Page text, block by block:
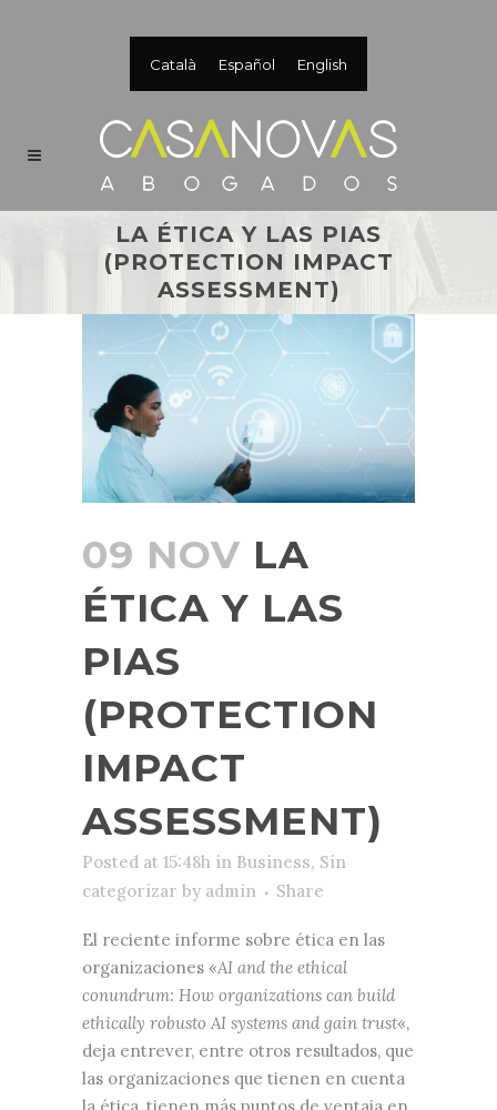
Català Español English
LA ÉTICA Y LAS PIAS
(PROTECTION IMPACT
ASSESSMENT)
09 NOV LA
ÉTICA Y LAS
PIAS
(PROTECTION
IMPACT
ASSESSMENT)
Posted at 15:48h in Business, Sin
categorizar by admin Share
El reciente informe sobre ética en las
organizaciones «AI and the ethical
conundrum: How organizations can build
ethically robusto AI systems and gain trust«,
deja entrever, entre otros resultados, que
las organizaciones que tienen en cuenta